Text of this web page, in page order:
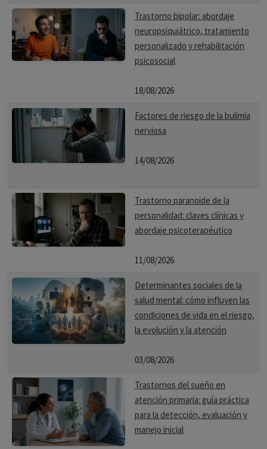
crucial que las personas con ciclotimia reciban un
diagnóstico y tratamiento adecuados, ya que sin
tratamiento, pueden tener un mayor riesgo de desarrollar
episodios maníacos o depresivos mayores.
Trastorno bipolar: abordaje
neuropsiquiátrico, tratamiento
personalizado y rehabilitación
psicosocial
18/08/2026
Factores de riesgo de la bulimia
nerviosa
14/08/2026
Trastorno paranoide de la
personalidad: claves clínicas y
abordaje psicoterapéutico
11/08/2026
Determinantes sociales de la
salud mental: cómo influyen las
condiciones de vida en el riesgo,
la evolución y la atención
03/08/2026
Trastornos del sueño en
atención primaria: guía práctica
para la detección, evaluación y
manejo inicial